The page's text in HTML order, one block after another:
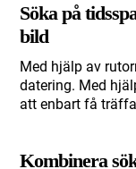
Söka på
bild
Med hjälp av
datering. Med
att enbart få
Kombinera